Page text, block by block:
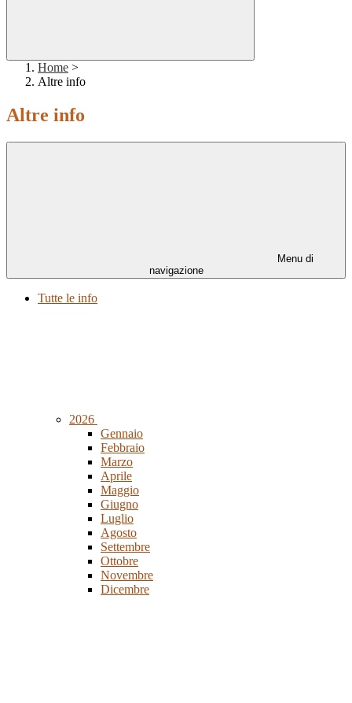
Home >
Altre info
Altre info
Menu di
navigazione
Tutte le info
2026
Gennaio
Febbraio
Marzo
Aprile
Maggio
Giugno
Luglio
Agosto
Settembre
Ottobre
Novembre
Dicembre